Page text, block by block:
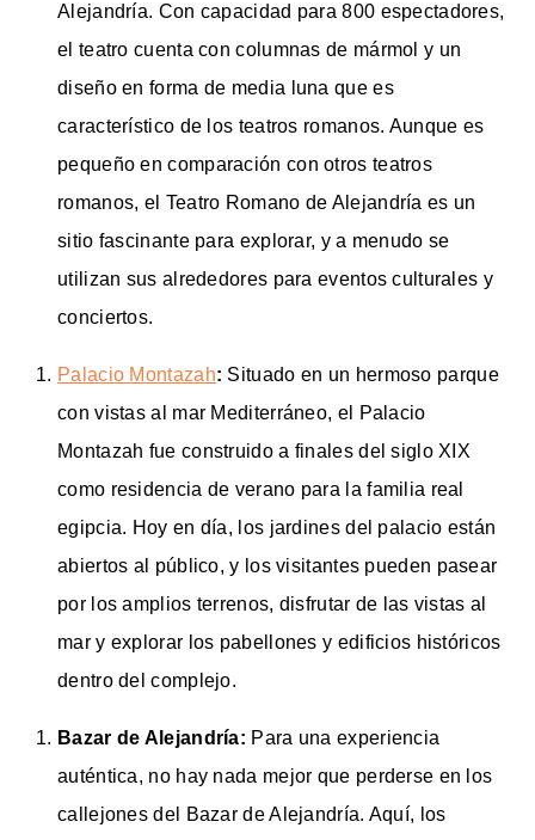
Alejandría. Con capacidad para 800 espectadores,
el teatro cuenta con columnas de mármol y un
diseño en forma de media luna que es
característico de los teatros romanos. Aunque es
pequeño en comparación con otros teatros
romanos, el Teatro Romano de Alejandría es un
sitio fascinante para explorar, y a menudo se
utilizan sus alrededores para eventos culturales y
conciertos.
Palacio Montazah: Situado en un hermoso parque
con vistas al mar Mediterráneo, el Palacio
Montazah fue construido a finales del siglo XIX
como residencia de verano para la familia real
egipcia. Hoy en día, los jardines del palacio están
abiertos al público, y los visitantes pueden pasear
por los amplios terrenos, disfrutar de las vistas al
mar y explorar los pabellones y edificios históricos
dentro del complejo.
Bazar de Alejandría: Para una experiencia
auténtica, no hay nada mejor que perderse en los
callejones del Bazar de Alejandría. Aquí, los